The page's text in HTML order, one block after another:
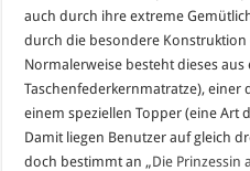
auch durch ihre extreme
durch die besondere
Normalerweise besteht dieses
Taschenfederkernmatratze),
einem speziellen Topper (eine Art
Damit liegen Benutzer auf gleich
doch bestimmt an „Die Prinzessin